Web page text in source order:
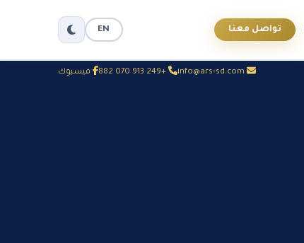
+249 913 070 882 فيسبوك
تواصل معنا EN